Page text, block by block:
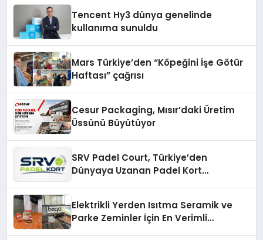
Tencent Hy3 dünya genelinde
kullanıma sunuldu
Mars Türkiye’den “Köpeğini İşe Götür
Haftası” çağrısı
Cesur Packaging, Mısır’daki Üretim
Üssünü Büyütüyor
SRV Padel Court, Türkiye’den
Dünyaya Uzanan Padel Kort
Elektrikli Yerden Isıtma Seramik ve
Parke Zeminler İçin En Verimli